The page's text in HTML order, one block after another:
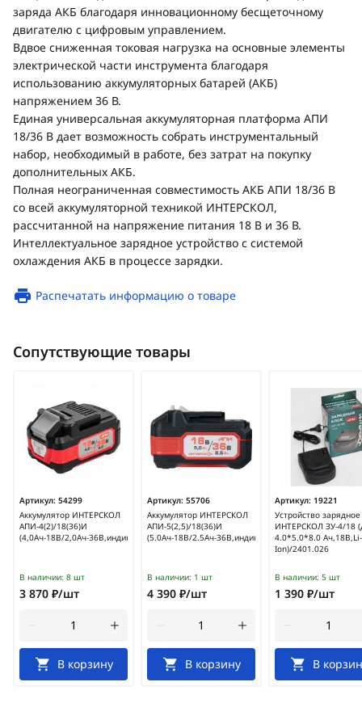
заряда АКБ благодаря инновационному бесщеточному
двигателю с цифровым управлением.
Вдвое сниженная токовая нагрузка на основные элементы
электрической части инструмента благодаря
использованию аккумуляторных батарей (АКБ)
напряжением 36 В.
Единая универсальная аккумуляторная платформа АПИ
18/36 В дает возможность собрать инструментальный
набор, необходимый в работе, без затрат на покупку
дополнительных АКБ.
Полная неограниченная совместимость АКБ АПИ 18/36 В
со всей аккумуляторной техникой ИНТЕРСКОЛ,
рассчитанной на напряжение питания 18 В и 36 В.
Интеллектуальное зарядное устройство с системой
охлаждения АКБ в процессе зарядки.
Распечатать информацию о товаре
Сопутствующие товары
Артикул: 54299
Аккумулятор ИНТЕРСКОЛ
АПИ-4(2)/18(36)И
(4,0Ач-18В/2,0Ач-36В,индикация)/2400.204
В наличии: 8 шт
3 870 ₽/шт
В корзину
Артикул: 55706
Аккумулятор ИНТЕРСКОЛ
АПИ-5(2,5)/18(36)И
(5.0Ач-18В/2.5Ач-36В,индикация)/2400.205
В наличии: 1 шт
4 390 ₽/шт
В корзину
Артикул: 19221
Устройство зарядное
ИНТЕРСКОЛ ЗУ-4/18
4.0*5.0*8.0 Ач,18В,Li-
Ion)/2401.026
В наличии: 5 шт
1 390 ₽/шт
В